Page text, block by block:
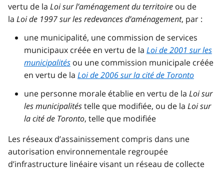
vertu de la Loi sur l’aménagement du territoire ou de
la Loi de 1997 sur les redevances d’aménagement, par :
une municipalité, une commission de services
municipaux créée en vertu de la Loi de 2001 sur les
municipalités ou une commission municipale créée
en vertu de la Loi de 2006 sur la cité de Toronto
une personne morale établie en vertu de la Loi sur
les municipalitéstelle que modifiée, ou de la Loi sur
la cité de Toronto, telle que modifiée
Les réseaux d’assainissement compris dans une
autorisation environnementale regroupée
d’infrastructure linéaire visant un réseau de collecte